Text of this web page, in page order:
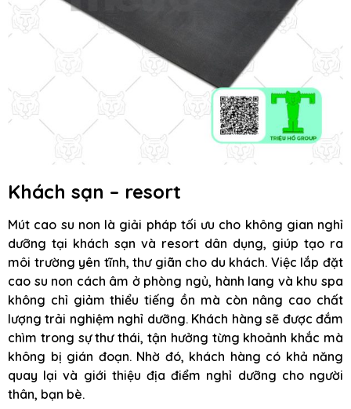
Khách sạn – resort
Mút cao su non là giải pháp tối ưu cho không gian nghỉ
dưỡng tại khách sạn và resort dân dụng, giúp tạo ra
môi trường yên tĩnh, thư giãn cho du khách. Việc lắp đặt
cao su non cách âm ở phòng ngủ, hành lang và khu spa
không chỉ giảm thiểu tiếng ồn mà còn nâng cao chất
lượng trải nghiệm nghỉ dưỡng. Khách hàng sẽ được đắm
chìm trong sự thư thái, tận hưởng từng khoảnh khắc mà
không bị gián đoạn. Nhờ đó, khách hàng có khả năng
quay lại và giới thiệu địa điểm nghỉ dưỡng cho người
thân, bạn bè.